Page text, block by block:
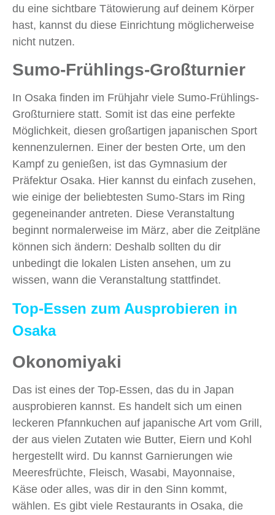
du eine sichtbare Tätowierung auf deinem Körper
hast, kannst du diese Einrichtung möglicherweise
nicht nutzen.
Sumo-Frühlings-Großturnier
In Osaka finden im Frühjahr viele Sumo-Frühlings-
Großturniere statt. Somit ist das eine perfekte
Möglichkeit, diesen großartigen japanischen Sport
kennenzulernen. Einer der besten Orte, um den
Kampf zu genießen, ist das Gymnasium der
Präfektur Osaka. Hier kannst du einfach zusehen,
wie einige der beliebtesten Sumo-Stars im Ring
gegeneinander antreten. Diese Veranstaltung
beginnt normalerweise im März, aber die Zeitpläne
können sich ändern: Deshalb sollten du dir
unbedingt die lokalen Listen ansehen, um zu
wissen, wann die Veranstaltung stattfindet.
Top-Essen zum Ausprobieren in
Osaka
Okonomiyaki
Das ist eines der Top-Essen, das du in Japan
ausprobieren kannst. Es handelt sich um einen
leckeren Pfannkuchen auf japanische Art vom Grill,
der aus vielen Zutaten wie Butter, Eiern und Kohl
hergestellt wird. Du kannst Garnierungen wie
Meeresfrüchte, Fleisch, Wasabi, Mayonnaise,
Käse oder alles, was dir in den Sinn kommt,
wählen. Es gibt viele Restaurants in Osaka, die